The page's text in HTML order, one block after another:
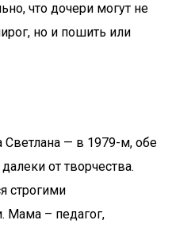
что дочери могут не
но и пошить или
Светлана — в 1979-м, обе
от творчества.
строгими
Мама – педагог,